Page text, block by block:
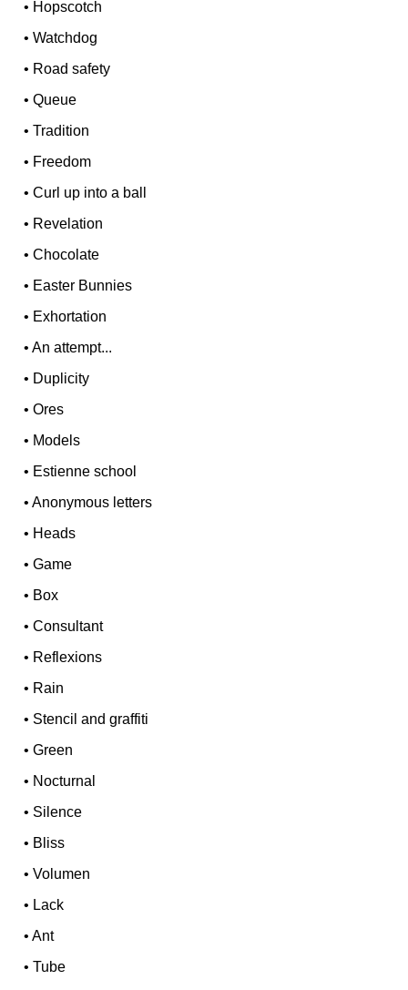
• Hopscotch
•Watchdog
• Road safety
•Queue
•Tradition
• Freedom
•Curl up into a ball
• Revelation
•Chocolate
• Easter Bunnies
• Exhortation
•An attempt...
• Duplicity
•Ores
• Models
• Estienne school
•Anonymous letters
• Heads
•Game
• Box
•Consultant
• Reflexions
• Rain
• Stencil and graffiti
•Green
• Nocturnal
• Silence
• Bliss
•Volumen
• Lack
•Ant
•Tube